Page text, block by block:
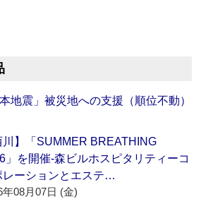
地震」被災地への支援（順位不動）
川】「SUMMER BREATHING
」を開催‐森ビルホスピタリティーコ
レーションとエステ…
年08月07日 (金)